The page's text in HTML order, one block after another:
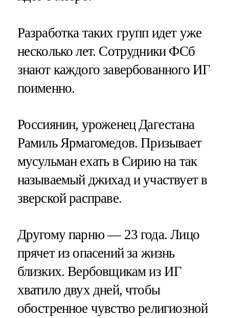
Разработка таких групп идет уже
несколько лет. Сотрудники ФСб
знают каждого завербованного ИГ
поименно.
Россиянин, уроженец Дагестана
Рамиль Ярмагомедов. Призывает
мусульман ехать в Сирию на так
называемый джихад и участвует в
зверской расправе.
Другому парню — 23 года. Лицо
прячет из опасений за жизнь
близких. Вербовщикам из ИГ
хватило двух дней, чтобы
обостренное чувство религиозной